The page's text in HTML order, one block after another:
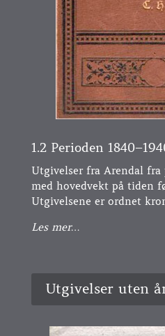
1.2 Perioden
Utgivelser fra Arendal fra
med hovedvekt på tiden
Utgivelsene er ordnet
Les mer…
Utgivelser uten